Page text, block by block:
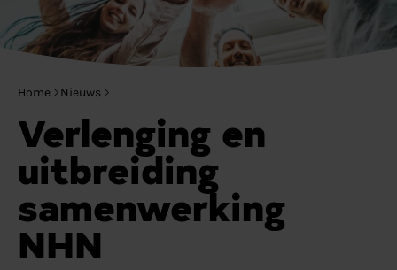
Home Nieuws
Verlenging en
uitbreiding
samenwerking
NHN